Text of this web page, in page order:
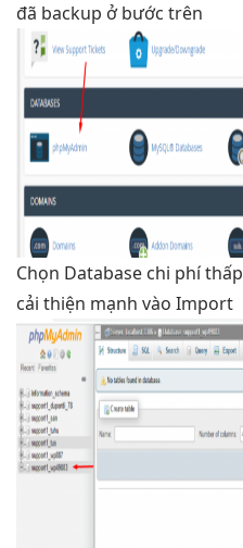
đã backup ở bước trên
Chọn Database chi phí thấp
cải thiện mạnh vào Import